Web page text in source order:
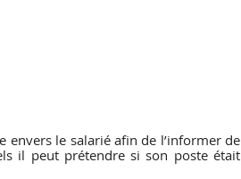
envers le salarié afin de l’informer de
il peut prétendre si son poste était